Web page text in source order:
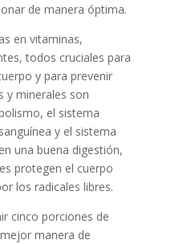
de manera óptima.
en vitaminas,
todos cruciales para
y para prevenir
y minerales son
el sistema
y el sistema
una buena digestión,
protegen el cuerpo
los radicales libres.
cinco porciones de
manera de